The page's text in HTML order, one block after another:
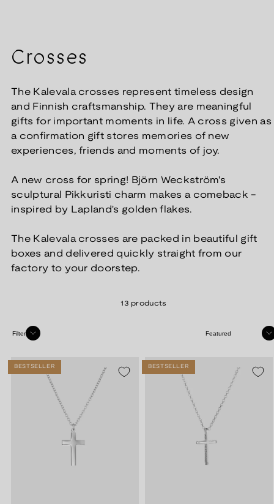
Crosses
The Kalevala crosses represent timeless design
and Finnish craftsmanship. They are meaningful
gifts for important moments in life. A cross given as
a confirmation gift stores memories of new
experiences, friends and moments of joy.
A new cross for spring! Björn Weckström's
sculptural Pikkuristi charm makes a comeback -
inspired by Lapland's golden flakes.
The Kalevala crosses are packed in beautiful gift
boxes and delivered quickly straight from our
factory to your doorstep.
13 products
Filter Sort
BESTSELLER BESTSELLER